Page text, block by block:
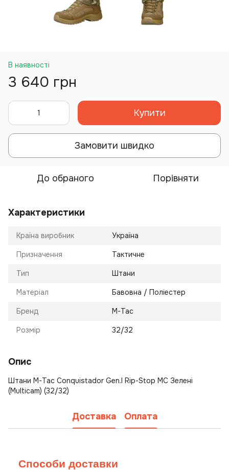
В наявності
3 640 грн
Купити
Замовити швидко
До обраного Порівняти
Характеристики
Країна виробник Україна
Призначення Тактичне
Тип Штани
Матеріал Бавовна / Поліестер
Бренд M-Tac
Розмір 32/32
Опис
Штани M-Tac Conquistador Gen.I Rip-Stop MC Зелені
(Multicam) (32/32)
Доставка Оплата
Способи доставки